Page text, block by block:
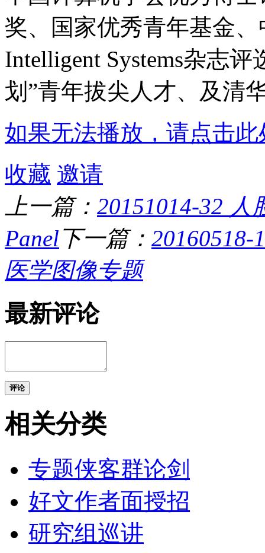
奖、国家优秀青年基金
Intelligent Systems杂志评
划”青年拔尖人才、及清
如果无法播放，请点击
收藏 邀请
上一篇： 20151014-32
Panel下一篇： 20160518-
医学图像专题
最新评论
评论
相关分类
专题侠客群论剑
好文作者面授招
研究组巡讲